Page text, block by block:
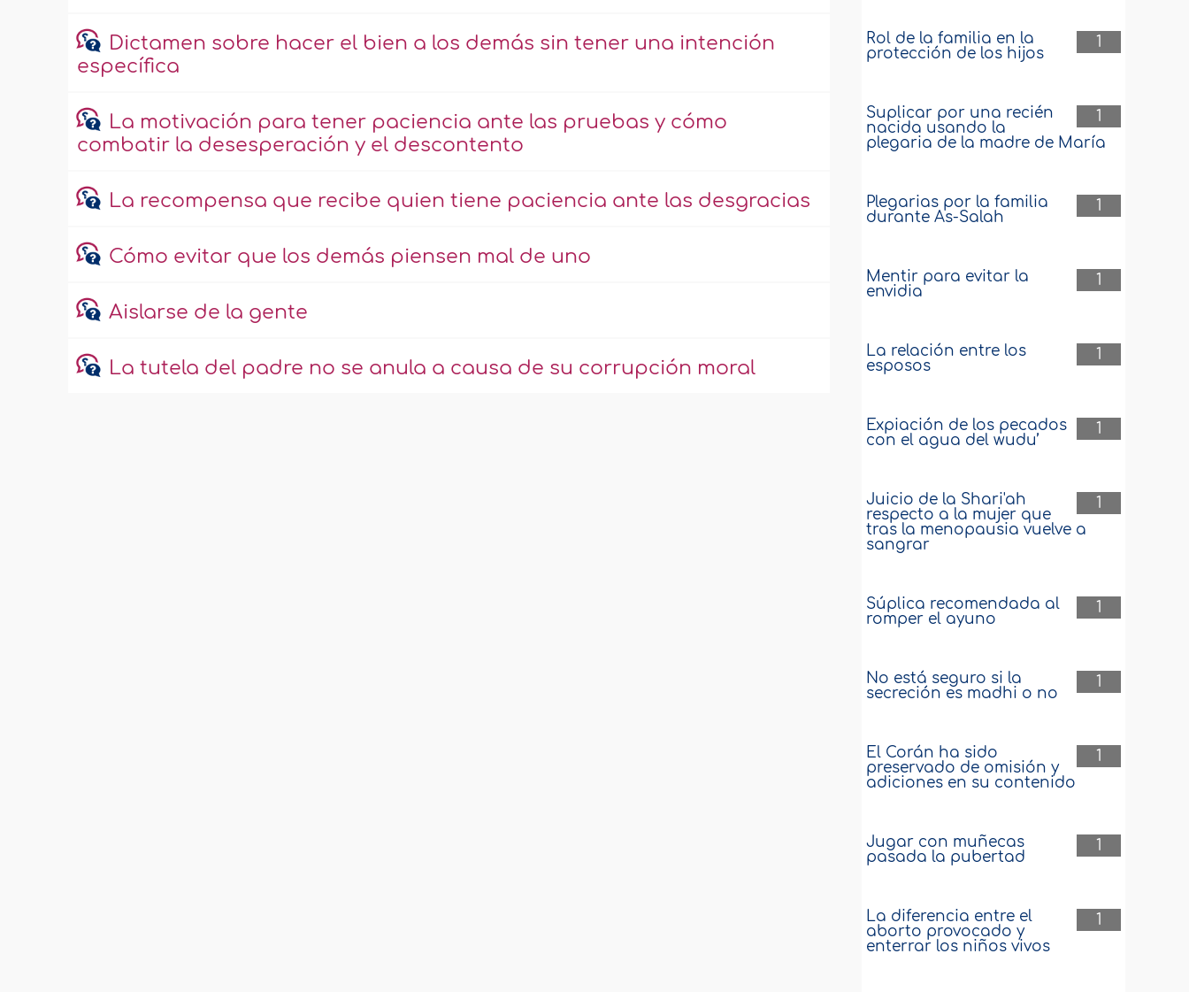
Dictamen sobre hacer el bien a los demás sin tener una intención
específica
La motivación para tener paciencia ante las pruebas y cómo
combatir la desesperación y el descontento
La recompensa que recibe quien tiene paciencia ante las desgracias
Cómo evitar que los demás piensen mal de uno
Aislarse de la gente
La tutela del padre no se anula a causa de su corrupción moral
1
Rol de la familia en la
protección de los hijos
1
Suplicar por una recién
nacida usando la
plegaria de la madre de María
1
Plegarias por la familia
durante As-Salah
1
Mentir para evitar la
envidia
1
La relación entre los
esposos
1
Expiación de los pecados
con el agua del wudu’
1
Juicio de la Shari'ah
respecto a la mujer que
tras la menopausia vuelve a
sangrar
1
Súplica recomendada al
romper el ayuno
1
No está seguro si la
secreción es madhi o no
1
El Corán ha sido
preservado de omisión y
adiciones en su contenido
1
Jugar con muñecas
pasada la pubertad
1
La diferencia entre el
aborto provocado y
enterrar los niños vivos